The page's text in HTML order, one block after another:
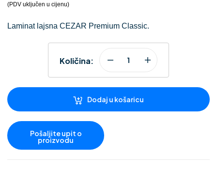
(PDV uključen u cijenu)
Laminat lajsna CEZAR Premium Classic.
Količina:
Dodaj u košaricu